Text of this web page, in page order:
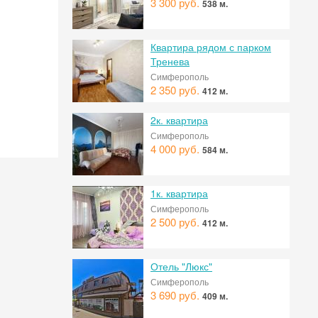
538 м.
Квартира рядом с парком
Тренева
Симферополь
2 350 руб. 412 м.
2к. квартира
Симферополь
4 000 руб. 584 м.
1к. квартира
Симферополь
2 500 руб. 412 м.
Отель "Люкс"
Симферополь
3 690 руб. 409 м.